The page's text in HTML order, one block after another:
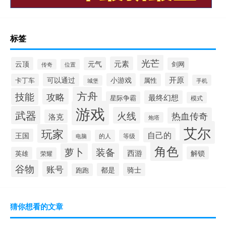
标签
云顶 传奇 位置 元气 元素 光芒
剑网
卡丁车
可以通过 城堡 小游戏 属性 开原 手机
技能 攻略 方舟 星际争霸 最终幻想 模式
武器 洛克 游戏 火线 炮塔 热血传奇
王国 玩家 电脑 的人 等级 自己的 艾尔
英雄 荣耀 萝卜 装备 西游 角色 解锁
谷物 账号 跑跑 都是 骑士
猜你想看的文章